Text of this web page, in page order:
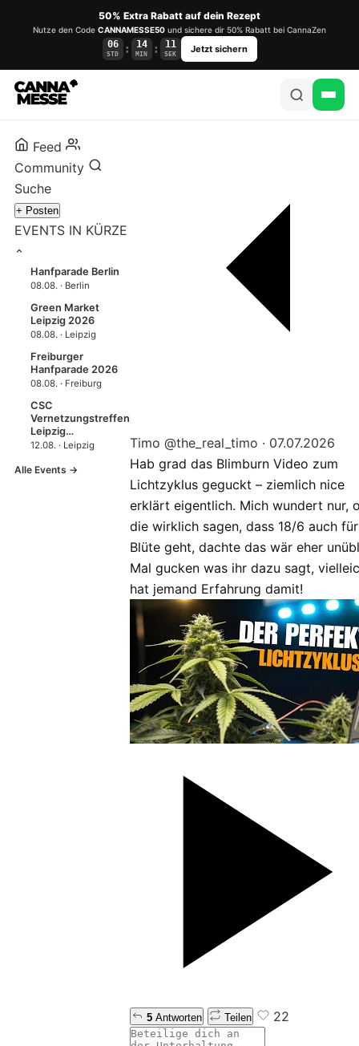
50% Extra Rabatt auf dein Rezept
Nutze den Code CANNAMESSE50 und sichere dir 50% Rabatt bei CannaZen
06
STD : 14
MIN : 10
SEK Jetzt sichern
Feed
Community
Suche
+ Posten
EVENTS IN KÜRZE
Hanfparade Berlin
08.08. · Berlin
Green Market
Leipzig 2026
08.08. · Leipzig
Freiburger
Hanfparade 2026
08.08. · Freiburg
CSC
Vernetzungstreffen
Leipzig…
12.08. · Leipzig
Alle Events →
Timo @the_real_timo · 07.07.2026
Hab grad das Blimburn Video zum
Lichtzyklus geguckt – ziemlich nice
erklärt eigentlich. Mich wundert nur,
die wirklich sagen, dass 18/6 auch
Blüte geht, dachte das wär eher
Mal gucken was ihr dazu sagt,
hat jemand Erfahrung damit!
5 Antworten Teilen 22